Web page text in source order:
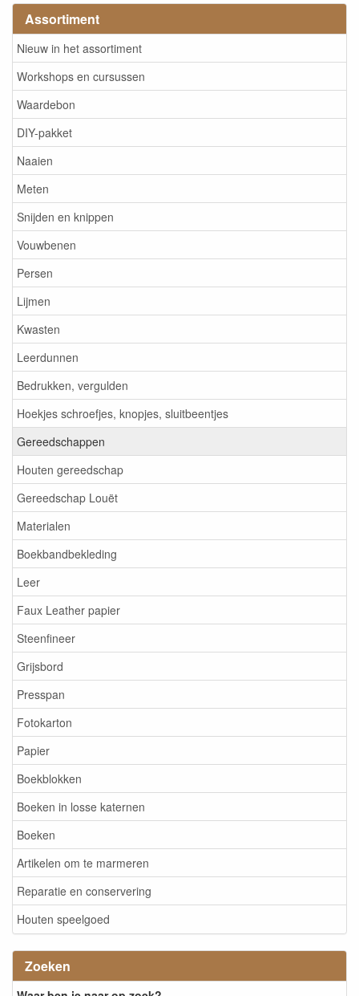
Assortiment
Nieuw in het assortiment
Workshops en cursussen
Waardebon
DIY-pakket
Naaien
Meten
Snijden en knippen
Vouwbenen
Persen
Lijmen
Kwasten
Leerdunnen
Bedrukken, vergulden
Hoekjes schroefjes, knopjes, sluitbeentjes
Gereedschappen
Houten gereedschap
Gereedschap Louët
Materialen
Boekbandbekleding
Leer
Faux Leather papier
Steenfineer
Grijsbord
Presspan
Fotokarton
Papier
Boekblokken
Boeken in losse katernen
Boeken
Artikelen om te marmeren
Reparatie en conservering
Houten speelgoed
Zoeken